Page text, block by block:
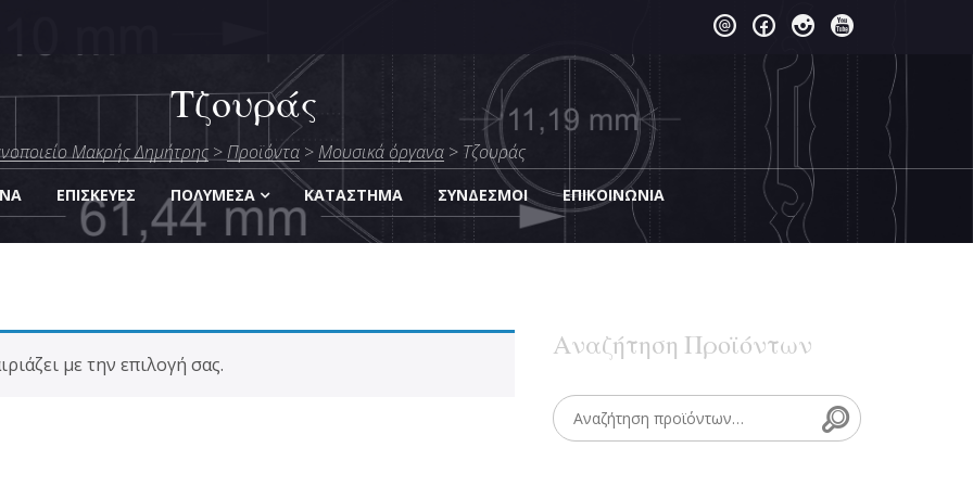
ΕΠΙΣΚΕΎΕΣ ΠΟΛΥΜΈΣΑ KΑΤΆΣΤΗΜΑ ΣΎΝΔΕΣΜΟΙ EΠΙΚΟΙΝΩΝΊΑ
Τζουράς
Μακρής Δημήτρης>Προϊόντα>Moυσικά όργανα> Τζουράς
με την επιλογή σας.
Αναζήτηση Προϊόντων
Search for: Search